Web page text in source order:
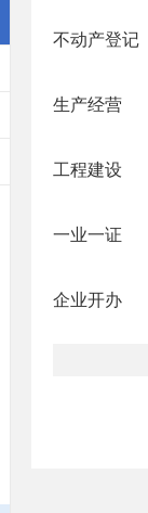
不动产登记
生产经营
工程建设
一业一证
企业开办